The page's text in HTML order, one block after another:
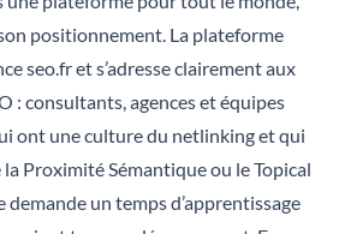
positionnement. La plateforme
seo.fr et s’adresse clairement aux
: consultants, agences et équipes
ont une culture du netlinking et qui
Proximité Sémantique ou le Topical
demande un temps d’apprentissage